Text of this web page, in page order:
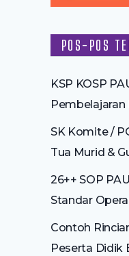
POS-POS
KSP KOSP
SK Komite /
Tua Murid &
26++ SOP
Standar
Contoh
Peserta Didik